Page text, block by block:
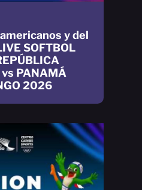
y del
SOFTBOL
PANAMÁ
2026